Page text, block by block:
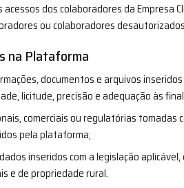
dos colaboradores da Empresa
ou colaboradores
na Plataforma
documentos e arquivos
licitude, precisão e adequação às
comerciais ou regulatórias tomadas
pela plataforma;
inseridos com a legislação
e de propriedade rural.